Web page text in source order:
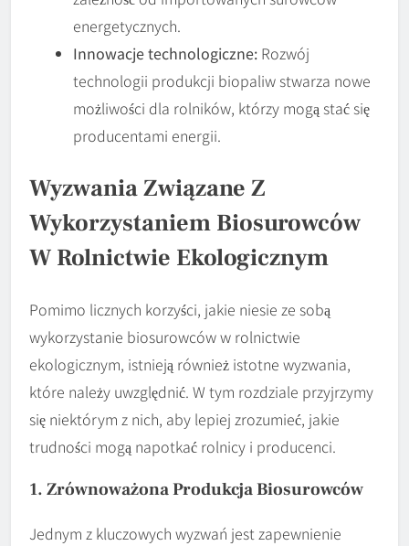
energetycznych.
Innowacje technologiczne: Rozwój
technologii produkcji biopaliw stwarza nowe
możliwości dla rolników, którzy mogą stać się
producentami energii.
Wyzwania Związane Z
Wykorzystaniem Biosurowców
W Rolnictwie Ekologicznym
Pomimo licznych korzyści, jakie niesie ze sobą
wykorzystanie biosurowców w rolnictwie
ekologicznym, istnieją również istotne wyzwania,
które należy uwzględnić. W tym rozdziale przyjrzymy
się niektórym z nich, aby lepiej zrozumieć, jakie
trudności mogą napotkać rolnicy i producenci.
1. Zrównoważona Produkcja Biosurowców
Jednym z kluczowych wyzwań jest zapewnienie